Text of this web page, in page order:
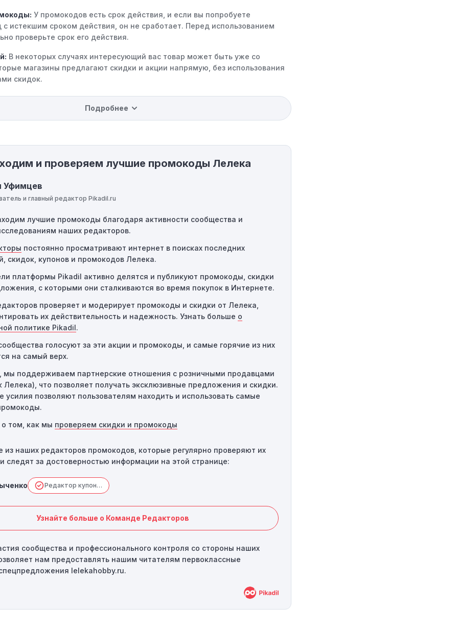
У промокодов есть срок действия, и если вы попробуете
с истекшим сроком действия, он не сработает. Перед использованием
проверьте срок его действия.
В некоторых случаях интересующий вас товар может быть уже со
магазины предлагают скидки и акции напрямую, без использования
скидок.
использование промокода:Некоторые промокоды распространяются
товары, бренды или категории. Если вы пытаетесь применить
соответствующему критериям, он не сработает.
указанному порогу, код не сработает.
ограничения:
местами или регионами. Если вы находитесь за пределами указанного
не будет применяться.
Многие промокоды предназначены только для
Если код уже был использован кем-то другим, он не будет
Иногда технические неполадки на сайте или в процессе оформления
к неработоспособности кодов промокодов. В таких случаях
за помощью в службу поддержки.
Подробнее
и проверяем лучшие промокоды Лелека
Уфимцев
и главный редактор Pikadil.ru
лучшие промокоды благодаря активности сообщества и
наших редакторов.
постоянно просматривают интернет в поисках последних
скидок, купонов и промокодов Лелека.
платформы Pikadil активно делятся и публикуют промокоды, скидки
с которыми они сталкиваются во время покупок в Интернете.
проверяет и модерирует промокоды и скидки от Лелека,
их действительность и надежность. Узнать больше о
политике Pikadil.
голосуют за эти акции и промокоды, и самые горячие из них
на самый верх.
мы поддерживаем партнерские отношения с розничными продавцами
Лелека), что позволяет получать эксклюзивные предложения и скидки.
усилия позволяют пользователям находить и использовать самые
том, как мы проверяем скидки и промокоды
из наших редакторов промокодов, которые регулярно проверяют их
следят за достоверностью информации на этой странице:
Редактор купонов
Узнайте больше о Команде Редакторов
сообщества и профессионального контроля со стороны наших
нам предоставлять нашим читателям первоклассные
lelekahobby.ru.